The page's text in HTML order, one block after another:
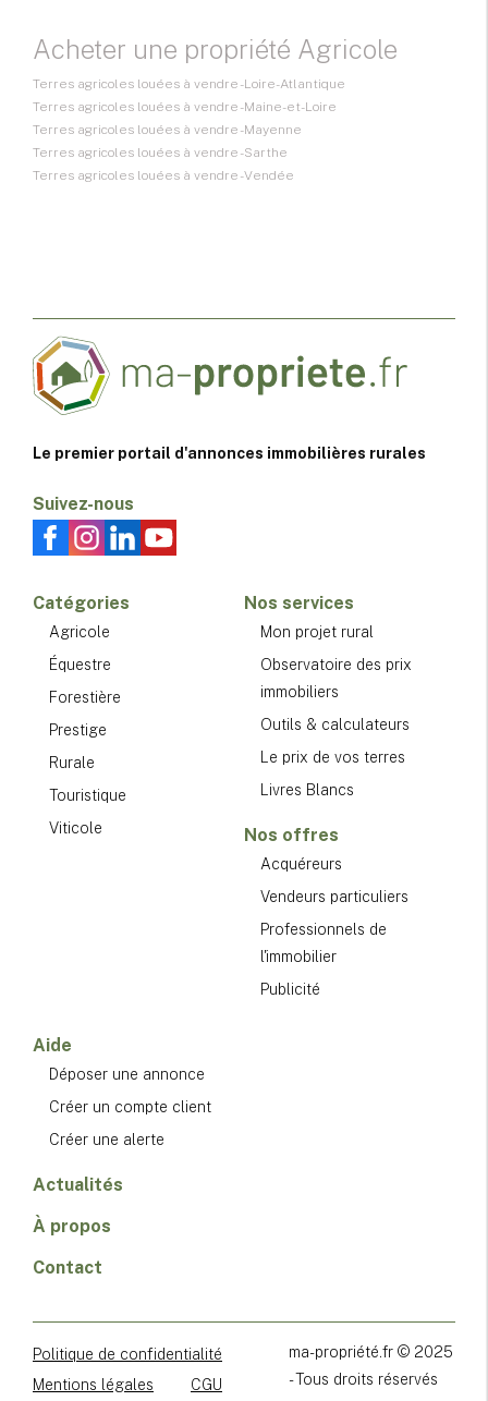
Acheter une propriété Agricole
Terres agricoles louées à vendre - Loire-Atlantique
Terres agricoles louées à vendre - Maine-et-Loire
Terres agricoles louées à vendre - Mayenne
Terres agricoles louées à vendre - Sarthe
Terres agricoles louées à vendre - Vendée
Le premier portail d'annonces immobilières rurales
Suivez-nous
Catégories
Agricole
Équestre
Forestière
Prestige
Rurale
Touristique
Viticole
Nos services
Mon projet rural
Observatoire des prix
immobiliers
Outils & calculateurs
Le prix de vos terres
Livres Blancs
Nos offres
Acquéreurs
Vendeurs particuliers
Professionnels de
l'immobilier
Publicité
Aide
Déposer une annonce
Créer un compte client
Créer une alerte
Actualités
À propos
Contact
Politique de confidentialité
Mentions légales
CGU
ma-propriété.fr © 2025
- Tous droits réservés